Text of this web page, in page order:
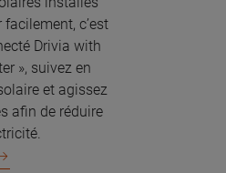
c’est
Drivia with
», suivez en
et agissez
afin de réduire